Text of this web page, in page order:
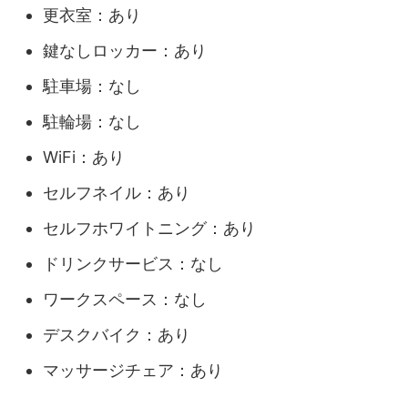
更衣室：あり
鍵なしロッカー：あり
駐車場：なし
駐輪場：なし
WiFi：あり
セルフネイル：あり
セルフホワイトニング：あり
ドリンクサービス：なし
ワークスペース：なし
デスクバイク：あり
マッサージチェア：あり